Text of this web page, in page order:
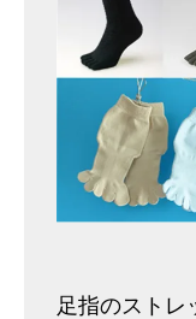
足指のストレ